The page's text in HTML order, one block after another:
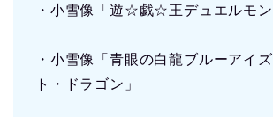
・小雪像「遊☆戯☆王デュエルモン
・小雪像「青眼の白龍ブルーアイ
ト・ドラゴン」